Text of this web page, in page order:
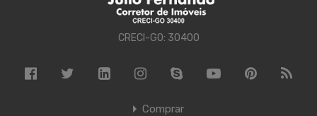
CRECI-GO: 30400
Comprar